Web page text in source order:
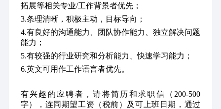
拓展等相关专业/工作背景者优先；
3.条理清晰，积极主动，目标导向；
4.有良好的沟通能力、团队协作能力、独立解决问题
能力；
5.有较强的行业研究和分析能力、快速学习能力；
6.英文可用作工作语言者优先。
有兴趣的应聘者，请将简历和求职信（200-500
字），连同期望工资（税前）及可上班日期，通过